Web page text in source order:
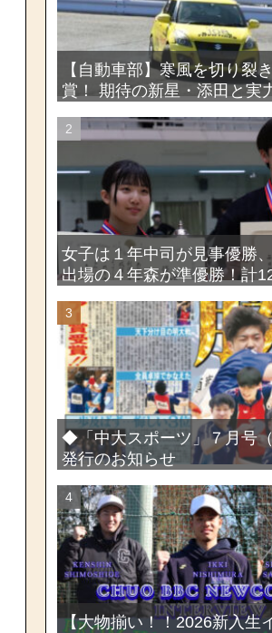
【自動車部】寒風を切り裂
賞！ 期待の新星・添田と実
大会2026
女子は１年中司が見事優勝
出場の４年森が準優勝！計
剣道選手権大会・第72回関
選手権大会
◆「中大スポーツ」７月号（
発行のお知らせ
【大物揃い！！2026新入生